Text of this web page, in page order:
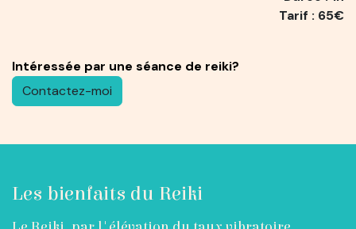
Tarif : 65€
​Intéressée par une séance de reiki?
Contactez-moi
Les bienfaits du Reiki